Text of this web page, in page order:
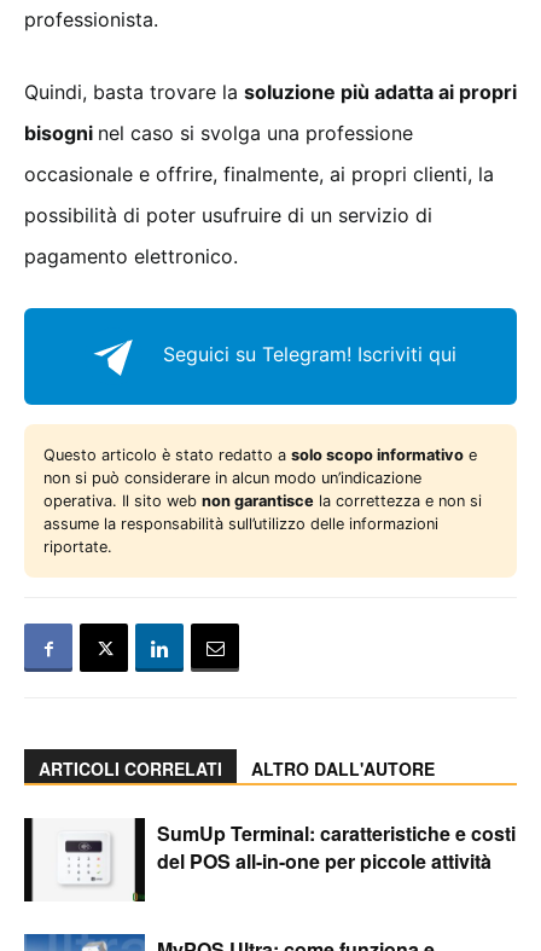
professionista.
Quindi, basta trovare la soluzione più adatta ai propri
bisogni nel caso si svolga una professione
occasionale e offrire, finalmente, ai propri clienti, la
possibilità di poter usufruire di un servizio di
pagamento elettronico.
Seguici su Telegram! Iscriviti qui
Questo articolo è stato redatto a solo scopo informativo e
non si può considerare in alcun modo un’indicazione
operativa. Il sito web non garantisce la correttezza e non si
assume la responsabilità sull’utilizzo delle informazioni
riportate.
ARTICOLI CORRELATI ALTRO DALL'AUTORE
SumUp Terminal: caratteristiche e costi
del POS all-in-one per piccole attività